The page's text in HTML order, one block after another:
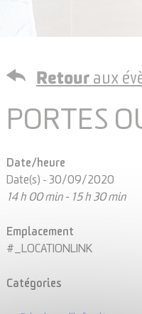
Retouraux
PORTES
Date/heure
Date(s) - 30/09/2020
14 h 00 min - 15 h 30 min
Emplacement
#_LOCATIONLINK
Catégories